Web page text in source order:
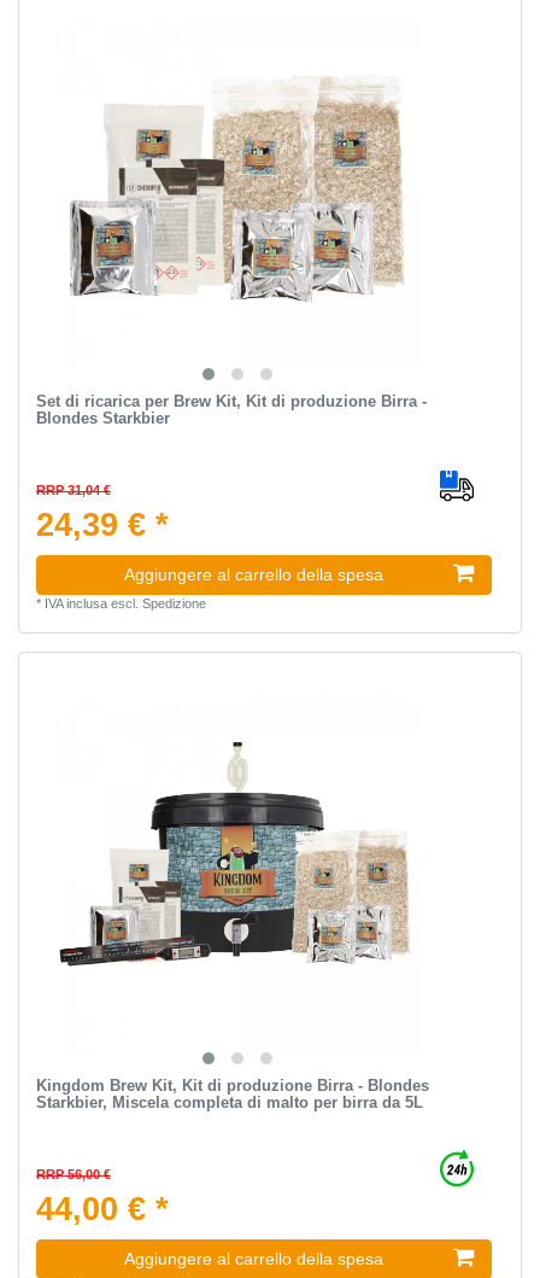
Set di ricarica per Brew Kit, Kit di produzione Birra -
Blondes Starkbier
RRP 31,04 €
24,39 € *
Aggiungere al carrello della spesa
* IVA inclusaescl. Spedizione
Kingdom Brew Kit, Kit di produzione Birra - Blondes
Starkbier, Miscela completa di malto per birra da 5L
RRP 56,00 €
44,00 € *
Aggiungere al carrello della spesa